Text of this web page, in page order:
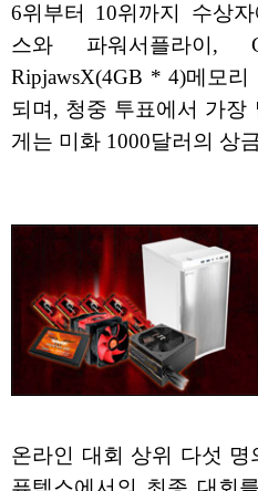
6위부터 10위까지 수상
스와 파워서플라이,
RipjawsX(4GB * 4)메모
되며, 청중 투표에서 가장
게는 미화 1000달러의 상
온라인 대회 상위 다섯 명